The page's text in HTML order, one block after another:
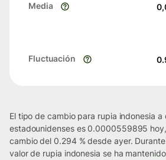
Media
Fluctuación
El tipo de cambio para rupia indonesia a
estadounidenses es 0.0000559895
cambio del 0.294 % desde ayer.
valor de rupia indonesia se ha